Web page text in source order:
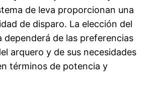
de leva proporcionan una
de disparo. La elección del
dependerá de las preferencias
arquero y de sus necesidades
términos de potencia y